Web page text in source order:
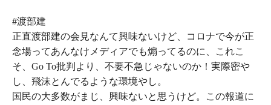
#渡部建
正直渡部建の会見なんて興味ないけど、コロナで今が正
念場ってあんなけメディアでも煽ってるのに、これこ
そ、Go To批判より、不要不急じゃないのか！実際密や
し、飛沫とんでるような環境やし。
国民の大多数がまじ、興味ないと思うけど。この報道に